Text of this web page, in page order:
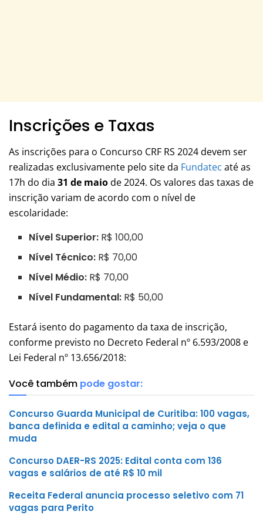
Inscrições e Taxas
As inscrições para o Concurso CRF RS 2024 devem ser
realizadas exclusivamente pelo site da Fundatec até as
17h do dia 31 de maiode 2024. Os valores das taxas de
inscrição variam de acordo com o nível de
escolaridade:
Nível Superior: R$ 100,00
Nível Técnico: R$ 70,00
Nível Médio: R$ 70,00
Nível Fundamental: R$ 50,00
Estará isento do pagamento da taxa de inscrição,
conforme previsto no Decreto Federal nº 6.593/2008 e
Lei Federal nº 13.656/2018:
Você também pode gostar:
Concurso Guarda Municipal de Curitiba: 100 vagas,
banca definida e edital a caminho; veja o que
muda
Concurso DAER-RS 2025: Edital conta com 136
vagas e salários de até R$ 10 mil
Receita Federal anuncia processo seletivo com 71
vagas para Perito